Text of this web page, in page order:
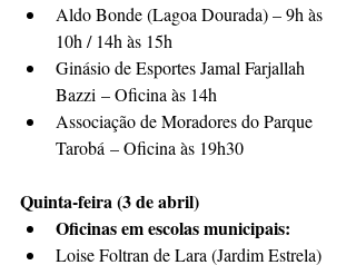
Aldo Bonde (Lagoa Dourada) – 9h às
10h / 14h às 15h
Ginásio de Esportes Jamal Farjallah
Bazzi – Oficina às 14h
Associação de Moradores do Parque
Tarobá – Oficina às 19h30
Quinta-feira (3 de abril)
Oficinas em escolas municipais:
Loise Foltran de Lara (Jardim Estrela)